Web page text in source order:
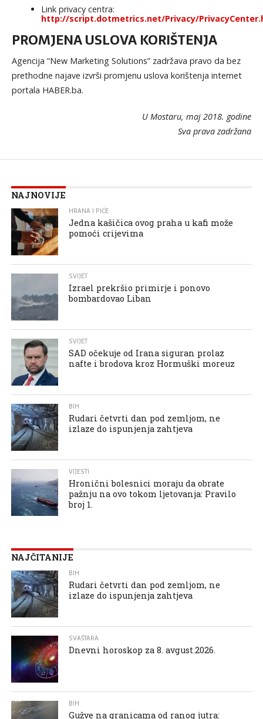
Link privacy centra:
http://script.dotmetrics.net/Privacy/
PROMJENA USLOVA KORIŠTENJA
Agencija “New Marketing Solutions” zadržava pravo da bez
prethodne najave izvrši promjenu uslova korištenja internet
portala HABER.ba.
U Mostaru, maj 2018. godine
Sva prava zadržana
NAJNOVIJE
HRANA I PIĆE
Jedna kašičica ovog praha u kafi može
pomoći crijevima
SVIJET
Izrael prekršio primirje i ponovo
bombardovao Liban
SVIJET
SAD očekuje od Irana siguran prolaz
nafte i brodova kroz Hormuški moreuz
BIH
Rudari četvrti dan pod zemljom, ne
izlaze do ispunjenja zahtjeva
VIJESTI
Hronični bolesnici moraju da obrate
pažnju na ovo tokom ljetovanja: Pravilo
broj 1.
NAJČITANIJE
BIH
Rudari četvrti dan pod zemljom, ne
izlaze do ispunjenja zahtjeva
SVAŠTARA
Dnevni horoskop za 8. avgust.2026.
BIH
Gužve na granicama od ranog jutra: